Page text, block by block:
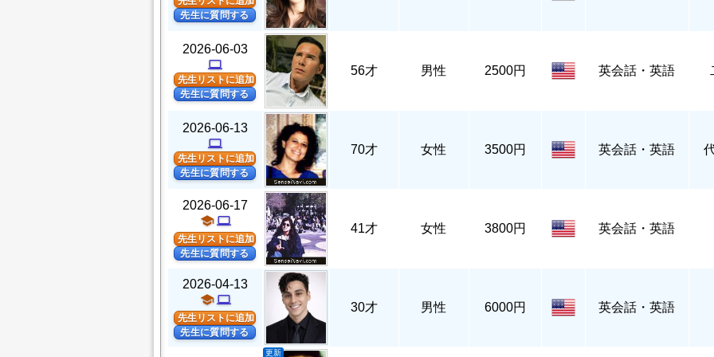
先生に質問する
2026-06-03
computer
先生リストに追加
先生に質問する
56才 男性 2500円 英会話・英語
2026-06-13
computer
先生リストに追加
先生に質問する
70才 女性 3500円 英会話・英語
2026-06-17
school computer
先生リストに追加
先生に質問する
41才 女性 3800円 英会話・英語
2026-04-13
school computer
先生リストに追加
先生に質問する
30才 男性 6000円 英会話・英語
更新